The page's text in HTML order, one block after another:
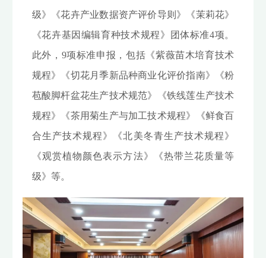
级》《花卉产业数据资产评价导则》《茉莉花》
《花卉基因编辑育种技术规程》团体标准4项。
此外，9项标准申报，包括《紫薇苗木培育技术
规程》《切花月季新品种商业化评价指南》《粉
苞酸脚杆盆花生产技术规范》《铁线莲生产技术
规程》《茶用菊生产与加工技术规程》《鲜食百
合生产技术规程》《北美冬青生产技术规程》
《观赏植物颜色表示方法》《热带兰花质量等
级》等。